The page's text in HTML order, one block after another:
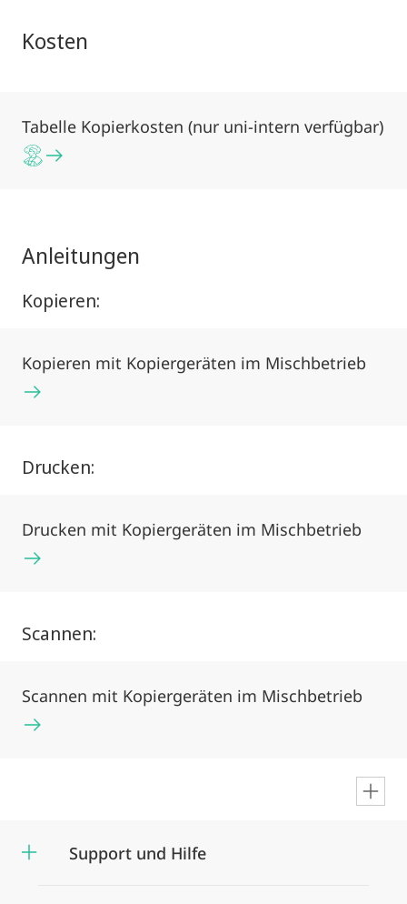
Kosten
Tabelle Kopierkosten (nur uni-intern verfügbar)
Anleitungen
Kopieren:
Kopieren mit Kopiergeräten im Mischbetrieb
Drucken:
Drucken mit Kopiergeräten im Mischbetrieb
Scannen:
Scannen mit Kopiergeräten im Mischbetrieb
Support und Hilfe